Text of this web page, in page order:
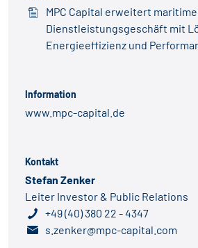
MPC Capital erweitert
Dienstleistungsgeschäft mit
Energieeffizienz und
Information
www.mpc-capital.de
Kontakt
Stefan Zenker
Leiter Investor & Public Relations
+49 (40) 380 22 - 4347
s.zenker@mpc-capital.com